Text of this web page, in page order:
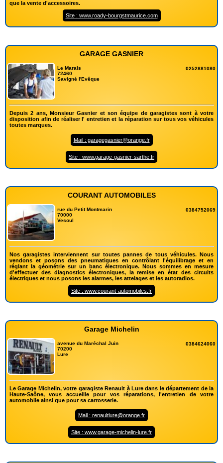
que la vente d'accessoires.
Site : www.roady-bourgstmaurice.com
GARAGE GASNIER
Le Marais
72460
Savigné l'Evêque
0252881080
Depuis 2 ans, Monsieur Gasnier et son équipe de garagistes sont à votre
disposition afin de réaliser l' entretien et la réparation sur tous vos véhicules
toutes marques.
Mail : garagegasnier@orange.fr
Site : www.garage-gasnier-sarthe.fr
COURANT AUTOMOBILES
rue du Petit Montmarin
70000
Vesoul
0384752069
Nos garagistes interviennent sur toutes pannes de tous véhicules. Nous
vendons et posons des pneumatiques en contrôlant l'équilibrage et en
réglant la géométrie sur un banc électronique. Nous sommes en mesure
d'effectuer des diagnostics électroniques, la remise en état des circuits
électriques et nous posons les alarmes, les attelages et les autoradios.
Site : www.courant-automobiles.fr
Garage Michelin
avenue du Maréchal Juin
70200
Lure
0384624060
Le Garage Michelin, votre garagiste Renault à Lure dans le département de la
Haute-Saône, vous accueille pour vos réparations, l'entretien de votre
automobile ainsi que pour sa carrosserie.
Mail : renaultlure@orange.fr
Site : www.garage-michelin-lure.fr